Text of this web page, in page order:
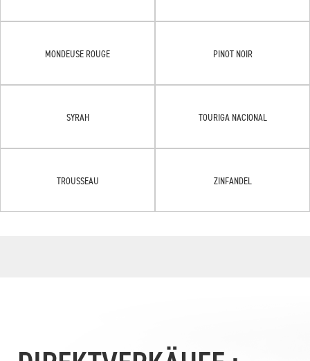
MONDEUSE ROUGE PINOT NOIR
SYRAH TOURIGA NACIONAL
TROUSSEAU ZINFANDEL